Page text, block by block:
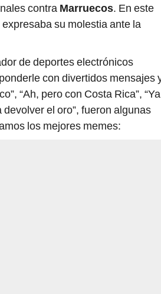
su molestia ante la
de deportes electrónicos
con divertidos mensajes y
“Ah, pero con Costa Rica”, “Ya
el oro”, fueron algunas
los mejores memes: